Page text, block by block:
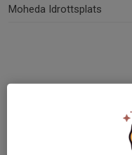
Moheda Idrottsplats